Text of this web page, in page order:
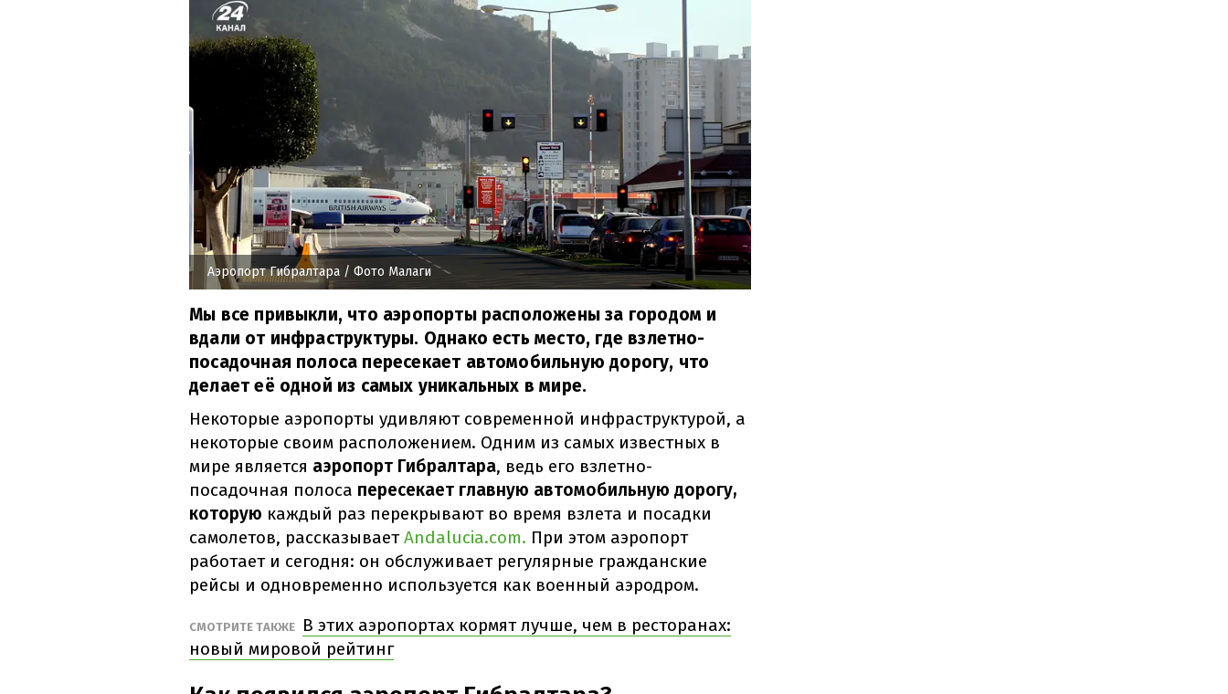
Аэропорт Гибралтара / Фото Малаги
Мы все привыкли, что аэропорты расположены за городом и
вдали от инфраструктуры. Однако есть место, где взлетно-
посадочная полоса пересекает автомобильную дорогу, что
делает её одной из самых уникальных в мире.
Некоторые аэропорты удивляют современной инфраструктурой, а
некоторые своим расположением. Одним из самых известных в
мире является аэропорт Гибралтара, ведь его взлетно-
посадочная полоса пересекает главную автомобильную дорогу,
которую каждый раз перекрывают во время взлета и посадки
самолетов, рассказываетAndalucia.com. При этом аэропорт
работает и сегодня: он обслуживает регулярные гражданские
рейсы и одновременно используется как военный аэродром.
СМОТРИТЕ ТАКЖЕ
В этих аэропортах кормят лучше, чем в ресторанах:
новый мировой рейтинг